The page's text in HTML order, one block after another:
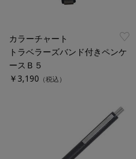
カラーチャート
トラベラーズバンド付きペンケ
ースＢ５
￥3,190 （税込）